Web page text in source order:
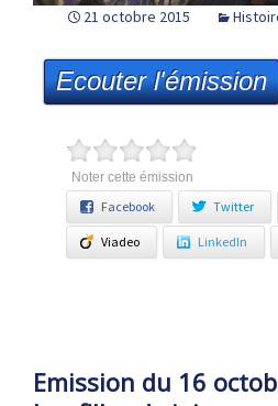
21 octobre 2015
Ecouter l'émission
Noter cette émission
Facebook Twitter
Viadeo LinkedIn
Emission du 16